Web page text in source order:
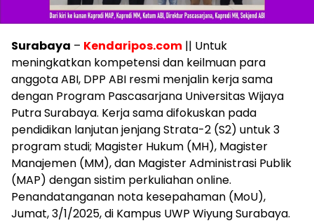
Surabaya – Kendaripos.com || Untuk
meningkatkan kompetensi dan keilmuan para
anggota ABI, DPP ABI resmi menjalin kerja sama
dengan Program Pascasarjana Universitas Wijaya
Putra Surabaya. Kerja sama difokuskan pada
pendidikan lanjutan jenjang Strata-2 (S2) untuk 3
program studi; Magister Hukum (MH), Magister
Manajemen (MM), dan Magister Administrasi Publik
(MAP) dengan sistim perkuliahan online.
Penandatanganan nota kesepahaman (MoU),
Jumat, 3/1/2025, di Kampus UWP Wiyung Surabaya.